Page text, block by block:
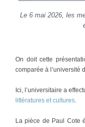
Le 6 mai 2026, les
On doit cette
comparée à l’université
Ici, l’universitaire a
littératures et cultures.
La pièce de Paul Cote